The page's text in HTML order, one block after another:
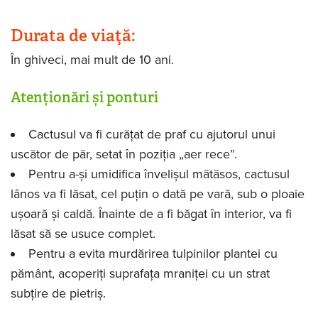
Durata de viaţă:
În ghiveci, mai mult de 10 ani.
Atenționări și ponturi
Cactusul va fi curățat de praf cu ajutorul unui
uscător de păr, setat în poziția „aer rece”.
Pentru a-și umidifica învelișul mătăsos, cactusul
lânos va fi lăsat, cel puțin o dată pe vară, sub o ploaie
ușoară și caldă. Înainte de a fi băgat în interior, va fi
lăsat să se usuce complet.
Pentru a evita murdărirea tulpinilor plantei cu
pământ, acoperiți suprafața mraniței cu un strat
subțire de pietriș.